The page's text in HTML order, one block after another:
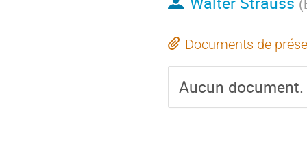
(
Documents de
Aucun document.